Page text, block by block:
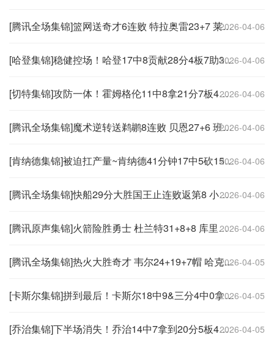
[腾讯全场集锦]篮网送奇才6连败 特拉奥雷23+7 莱利30+6
2026-04-06
[哈登集锦]稳健控场！哈登17中8贡献28分4板7助3断1帽 正负值+12并列最高
2026-04-06
[切特集锦]攻防一体！霍姆格伦11中8拿21分7板4帽 正负值+30
2026-04-06
[腾讯全场集锦]魔术逆转送鹈鹕8连败 贝恩27+6 班凯罗23+15 萨迪克·贝32+6
2026-04-06
[肯纳德集锦]被迫扛产量~肯纳德41分钟17中5砍15+16+11生涯首三双 全队最高+8
2026-04-06
[腾讯全场集锦]快船29分大胜国王止连败返第8 小卡连续54场20+ 德罗赞里程碑
2026-04-06
[腾讯原声集锦]火箭险胜勇士 杜兰特31+8+8 库里复出29分&绝杀三分不中
2026-04-06
[腾讯全场集锦]热火大胜奇才 韦尔24+19+7帽 哈克斯32分 阿德巴约14+9+7
2026-04-05
[卡斯尔集锦]拼到最后！卡斯尔18中9&三分4中0拿到20分5板9助 加时6犯离场
2026-04-05
[乔治集锦]下半场消失！乔治14中7拿到20分5板4助2断 上半场独得18分
2026-04-05